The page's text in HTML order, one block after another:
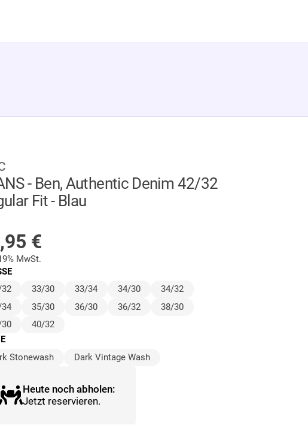
- Ben, Authentic Denim 42/32
Fit - Blau
€
MwSt.
33/30 33/34 34/30
34/32
35/30 36/30 36/32
38/30
40/32
Stonewash
Dark Vintage Wash
Heute noch abholen:
Jetzt reservieren.